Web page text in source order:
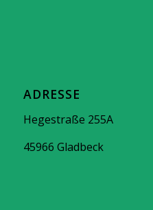
ADRESSE
Hegestraße 255A
45966 Gladbeck